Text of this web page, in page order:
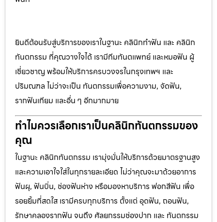
ยินดีต้อนรับสู่บริการของเราในฐานะ คลินิกทำฟัน และ คลินิก
ทันตกรรม ที่คุณวางใจได้ เรามีทีมทันตแพทย์ และหมอฟัน ผู้
เชี่ยวชาญ พร้อมให้บริการครบวงจรในกรุงเทพฯ และ
ปริมณฑล ไม่ว่าจะเป็น ทันตกรรมเพื่อความงาม, จัดฟัน,
รากฟันเทียม และอื่น ๆ อีกมากมาย
ทำไมควรเลือกเราเป็นคลินิกทันตกรรมของ
คุณ
ในฐานะ คลินิกทันตกรรม เรามุ่งมั่นให้บริการด้วยมาตรฐานสูง
และความเอาใจใส่ในทุกรายละเอียด ไม่ว่าคุณจะมาด้วยอาการ
ฟันผุ, ฟันบิ่น, ช่องฟันห่าง หรือมองหาบริการ ฟอกสีฟัน เพื่อ
รอยยิ้มที่สดใส เรามีครบทุกบริการ ตั้งแต่ อุดฟัน, ถอนฟัน,
รักษาคลองรากฟัน จนถึง ศัลยกรรมช่องปาก และ ทันตกรรม